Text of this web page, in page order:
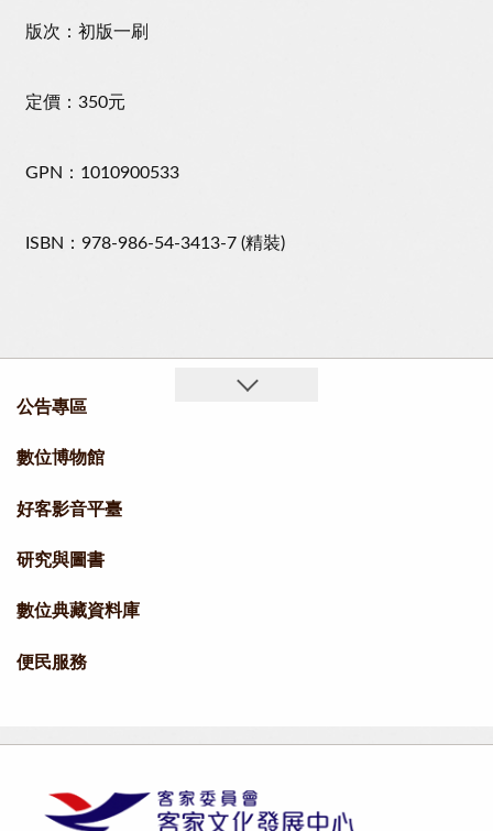
版次：初版一刷
定價：350元
GPN：1010900533
ISBN：978-986-54-3413-7 (精裝)
公告專區
數位博物館
好客影音平臺
研究與圖書
數位典藏資料庫
便民服務